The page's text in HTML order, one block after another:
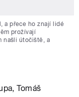
a přece ho znají lidé
prožívají
našli útočiště, a
Tomáš